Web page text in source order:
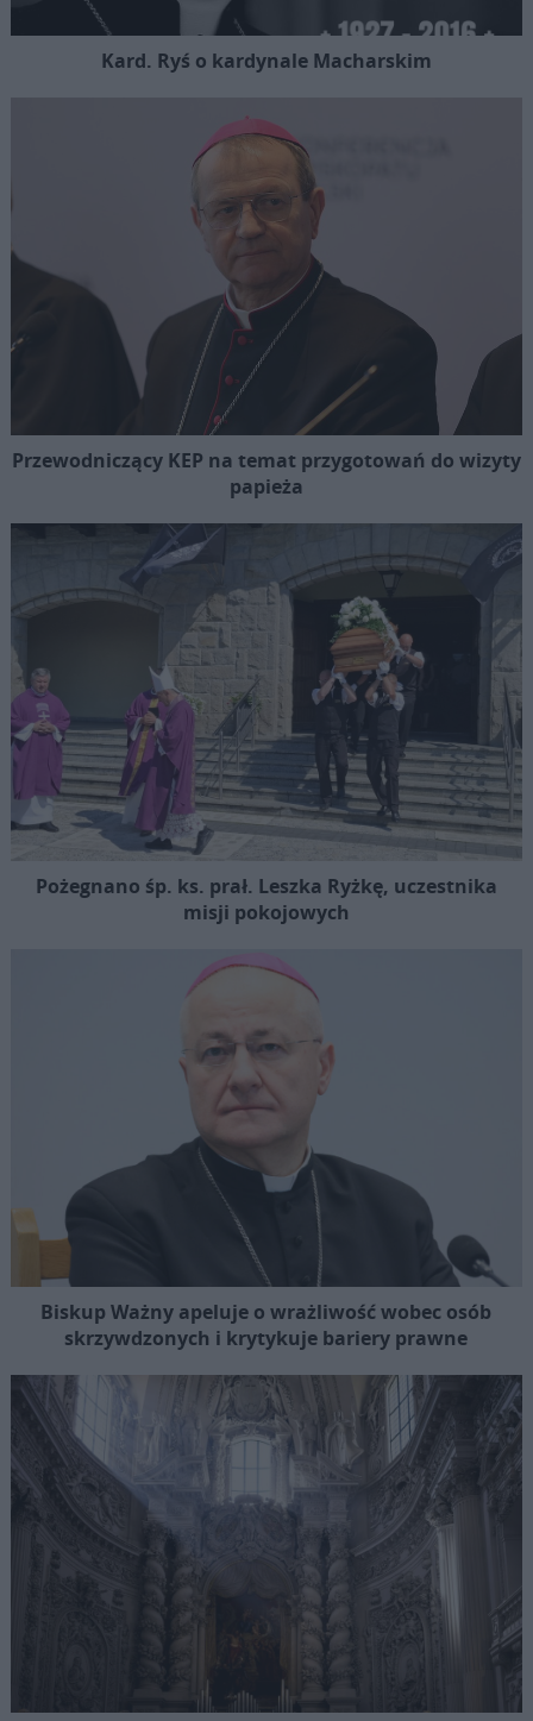
Kard. Ryś o kardynale Macharskim
Przewodniczący KEP na temat przygotowań do wizyty
papieża
Pożegnano śp. ks. prał. Leszka Ryżkę, uczestnika
misji pokojowych
Biskup Ważny apeluje o wrażliwość wobec osób
skrzywdzonych i krytykuje bariery prawne